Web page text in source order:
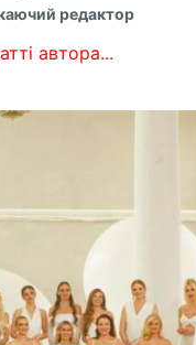
редактор
автора...